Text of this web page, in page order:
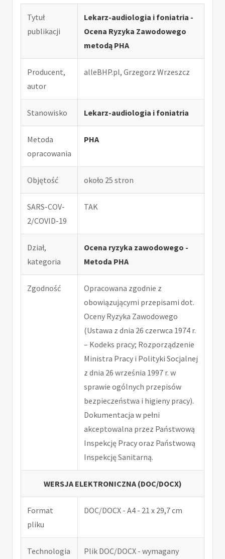
Tytuł
publikacji
Lekarz-audiologia i foniatria -
Ocena Ryzyka Zawodowego
metodą PHA
Producent,
autor
alleBHP.pl, Grzegorz Wrzeszcz
Stanowisko Lekarz-audiologia i foniatria
Metoda
opracowania
PHA
Objętość około 25 stron
SARS-COV-
2/COVID-19
TAK
Dział,
kategoria
Ocena ryzyka zawodowego -
Metoda PHA
Zgodność
Opracowana zgodnie z
obowiązującymi przepisami dot.
Oceny Ryzyka Zawodowego
(Ustawa z dnia 26 czerwca 1974 r.
– Kodeks pracy; Rozporządzenie
Ministra Pracy i Polityki Socjalnej
z dnia 26 września 1997 r. w
sprawie ogólnych przepisów
bezpieczeństwa i higieny pracy).
Dokumentacja w pełni
akceptowalna przez Państwową
Inspekcję Pracy oraz Państwową
Inspekcję Sanitarną.
WERSJA ELEKTRONICZNA (DOC/DOCX)
Format
pliku
DOC/DOCX - A4 - 21 x 29,7 cm
Technologia
Plik DOC/DOCX - wymagany